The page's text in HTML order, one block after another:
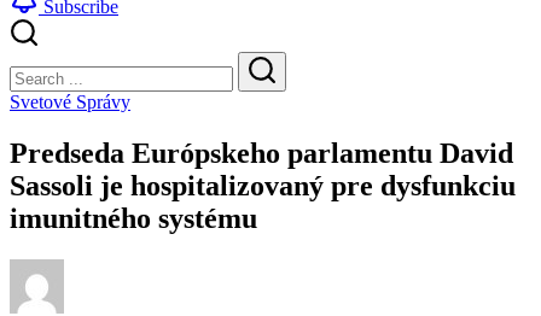
Subscribe
Search
Search
Svetové Správy
Predseda Európskeho parlamentu David
Sassoli je hospitalizovaný pre dysfunkciu
imunitného systému